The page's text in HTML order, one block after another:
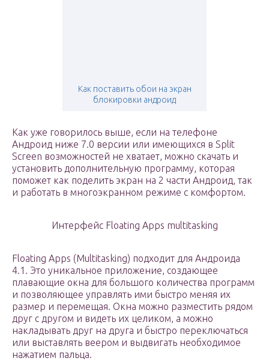
Как поставить обои на экран
блокировки андроид
Как уже говорилось выше, если на телефоне
Андроид ниже 7.0 версии или имеющихся в Split
Screen возможностей не хватает, можно скачать и
установить дополнительную программу, которая
поможет как поделить экран на 2 части Андроид, так
и работать в многоэкранном режиме с комфортом.
Интерфейс Floating Apps multitasking
Floating Apps (Multitasking) подходит для Андроида
4.1. Это уникальное приложение, создающее
плавающие окна для большого количества программ
и позволяющее управлять ими быстро меняя их
размер и перемещая. Окна можно разместить рядом
друг с другом и видеть их целиком, а можно
накладывать друг на друга и быстро переключаться
или выставлять веером и выдвигать необходимое
нажатием пальца.